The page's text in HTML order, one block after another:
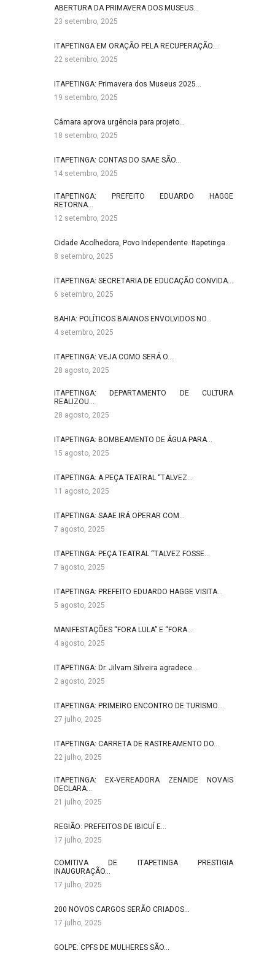
ABERTURA DA PRIMAVERA DOS MUSEUS…
23 setembro, 2025
ITAPETINGA EM ORAÇÃO PELA RECUPERAÇÃO…
22 setembro, 2025
ITAPETINGA: Primavera dos Museus 2025…
19 setembro, 2025
Câmara aprova urgência para projeto…
18 setembro, 2025
ITAPETINGA: CONTAS DO SAAE SÃO…
14 setembro, 2025
ITAPETINGA: PREFEITO EDUARDO HAGGE
RETORNA…
12 setembro, 2025
Cidade Acolhedora, Povo Independente. Itapetinga…
8 setembro, 2025
ITAPETINGA: SECRETARIA DE EDUCAÇÃO CONVIDA…
6 setembro, 2025
BAHIA: POLÍTICOS BAIANOS ENVOLVIDOS NO…
4 setembro, 2025
ITAPETINGA: VEJA COMO SERÁ O…
28 agosto, 2025
ITAPETINGA: DEPARTAMENTO DE CULTURA
REALIZOU…
28 agosto, 2025
ITAPETINGA: BOMBEAMENTO DE ÁGUA PARA…
15 agosto, 2025
ITAPETINGA: A PEÇA TEATRAL “TALVEZ…
11 agosto, 2025
ITAPETINGA: SAAE IRÁ OPERAR COM…
7 agosto, 2025
ITAPETINGA: PEÇA TEATRAL “TALVEZ FOSSE…
7 agosto, 2025
ITAPETINGA: PREFEITO EDUARDO HAGGE VISITA…
5 agosto, 2025
MANIFESTAÇÕES “FORA LULA” E “FORA…
4 agosto, 2025
ITAPETINGA: Dr. Jilvam Silveira agradece…
2 agosto, 2025
ITAPETINGA: PRIMEIRO ENCONTRO DE TURISMO…
27 julho, 2025
ITAPETINGA: CARRETA DE RASTREAMENTO DO…
22 julho, 2025
ITAPETINGA: EX-VEREADORA ZENAIDE NOVAIS
DECLARA…
21 julho, 2025
REGIÃO: PREFEITOS DE IBICUÍ E…
17 julho, 2025
COMITIVA DE ITAPETINGA PRESTIGIA
INAUGURAÇÃO…
17 julho, 2025
200 NOVOS CARGOS SERÃO CRIADOS…
17 julho, 2025
GOLPE: CPFS DE MULHERES SÃO…